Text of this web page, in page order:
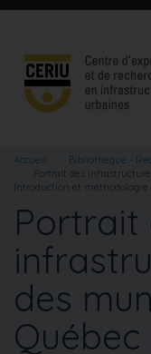
Aller
principal
Accueil
Bibliothèque -
Portrait des
Introduction et
Portrait
des
Québec